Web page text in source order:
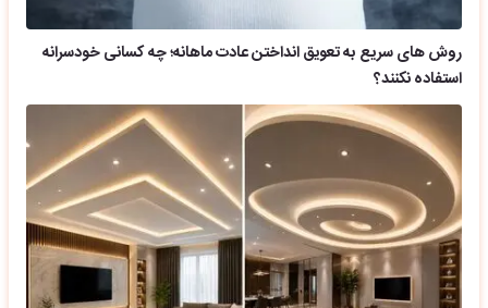
روش های سریع به تعویق انداختن عادت ماهانه؛ چه کسانی خودسرانه
استفاده نکنند؟